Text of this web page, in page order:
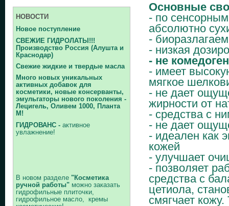
НОВОСТИ
Новое поступление
СВЕЖИЕ ГИДРОЛАТЫ!!!
Производство Россия (Алушта и
Краснодар)
Свежие жидкие и твердые масла
Много новых уникальных
активных добавок для
косметики, новые консерванты,
эмульгаторы нового поколения -
Лецигель, Оливем 1000, Планта
М!
ГИДРОВАНС - активное
увлажнение!
В новом разделе "Косметика
ручной работы" можно заказать
гидрофильные плиточки,
гидрофильное масло, кремы
Основные
- по
абсолютно
- биоразлагаем
- низкая
- не
- имеет
мягкое
- не дает
жирности от
- средства с
- не дает
- идеален как
кожей
- улучшает
- позволяет
средства с
цетиола,
смягчает